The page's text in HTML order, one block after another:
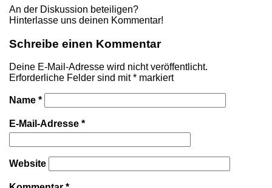
An der Diskussion beteiligen?
Hinterlasse uns deinen Kommentar!
Schreibe einen Kommentar
Deine E-Mail-Adresse wird nicht veröffentlicht.
Erforderliche Felder sind mit* markiert
Name *
E-Mail-Adresse *
Website